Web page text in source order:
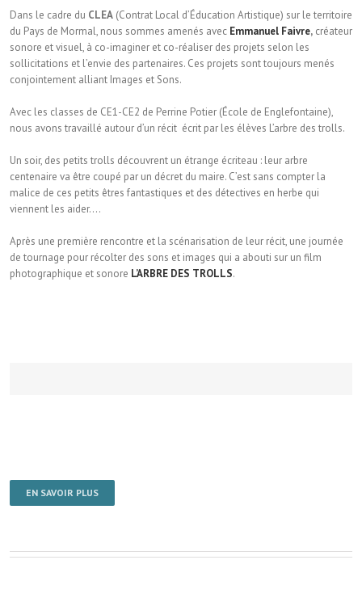
Dans le cadre du CLEA (Contrat Local d’Éducation Artistique) sur le territoire
du Pays de Mormal, nous sommes amenés avec Emmanuel Faivre, créateur
sonore et visuel, à co-imaginer et co-réaliser des projets selon les
sollicitations et l’envie des partenaires. Ces projets sont toujours menés
conjointement alliant Images et Sons.
Avec les classes de CE1-CE2 de Perrine Potier (École de Englefontaine),
nous avons travaillé autour d’un récit écrit par les élèves L’arbre des trolls.
Un soir, des petits trolls découvrent un étrange écriteau : leur arbre
centenaire va être coupé par un décret du maire. C’est sans compter la
malice de ces petits êtres fantastiques et des détectives en herbe qui
viennent les aider….
Après une première rencontre et la scénarisation de leur récit, une journée
de tournage pour récolter des sons et images qui a abouti sur un film
photographique et sonore L’ARBRE DES TROLLS.
EN SAVOIR PLUS